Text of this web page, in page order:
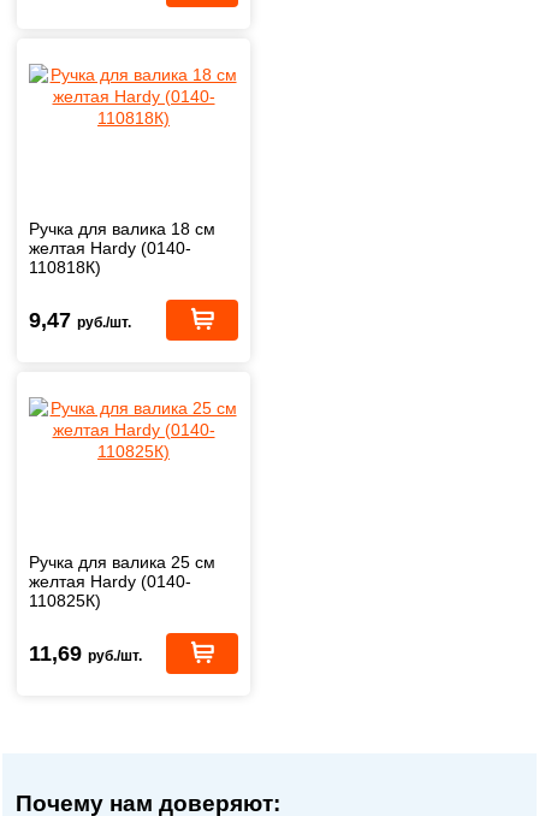
Ручка для валика 18 см
желтая Hardy (0140-
110818К)
9,47 руб./шт.
Ручка для валика 25 см
желтая Hardy (0140-
110825К)
11,69 руб./шт.
Почему нам доверяют: